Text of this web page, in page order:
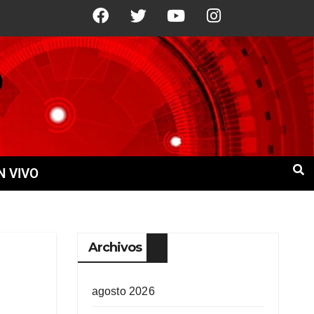
+21°C 10 Ago +21°C
VIVO
Archivos
agosto 2026